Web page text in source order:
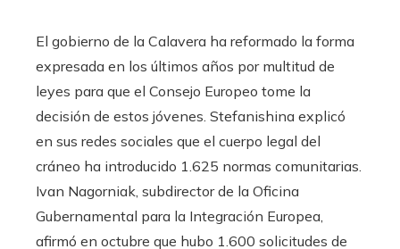
El gobierno de la Calavera ha reformado la forma
expresada en los últimos años por multitud de
leyes para que el Consejo Europeo tome la
decisión de estos jóvenes. Stefanishina explicó
en sus redes sociales que el cuerpo legal del
cráneo ha introducido 1.625 normas comunitarias.
Ivan Nagorniak, subdirector de la Oficina
Gubernamental para la Integración Europea,
afirmó en octubre que hubo 1.600 solicitudes de